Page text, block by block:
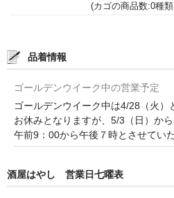
(カゴの商品数:0種
品着情報
ゴールデンウイーク中の営業予定
ゴールデンウイーク中は4/28（火
お休みとなりますが、5/3（日）か
午前9：00から午後７時とさせてい
酒屋はやし 営業日七曜表